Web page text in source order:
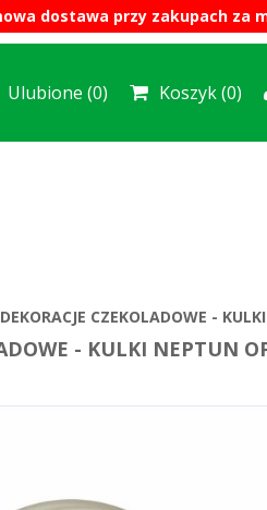
dostawa przy zakupach za
Ulubione (0) Koszyk (0)
DEKORACJE CZEKOLADOWE -
- KULKI NEPTUN